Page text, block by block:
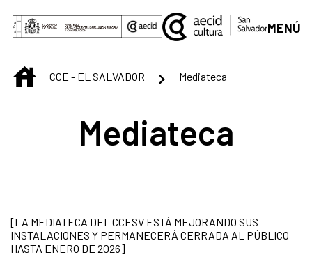
Saltar al contenido principal
MENÚ
INICIOCCE - EL SALVADOR Mediateca
Mediateca
[LA MEDIATECA DEL CCESV ESTÁ MEJORANDO SUS
INSTALACIONES Y PERMANECERÁ CERRADA AL PÚBLICO
HASTA ENERO DE 2026]